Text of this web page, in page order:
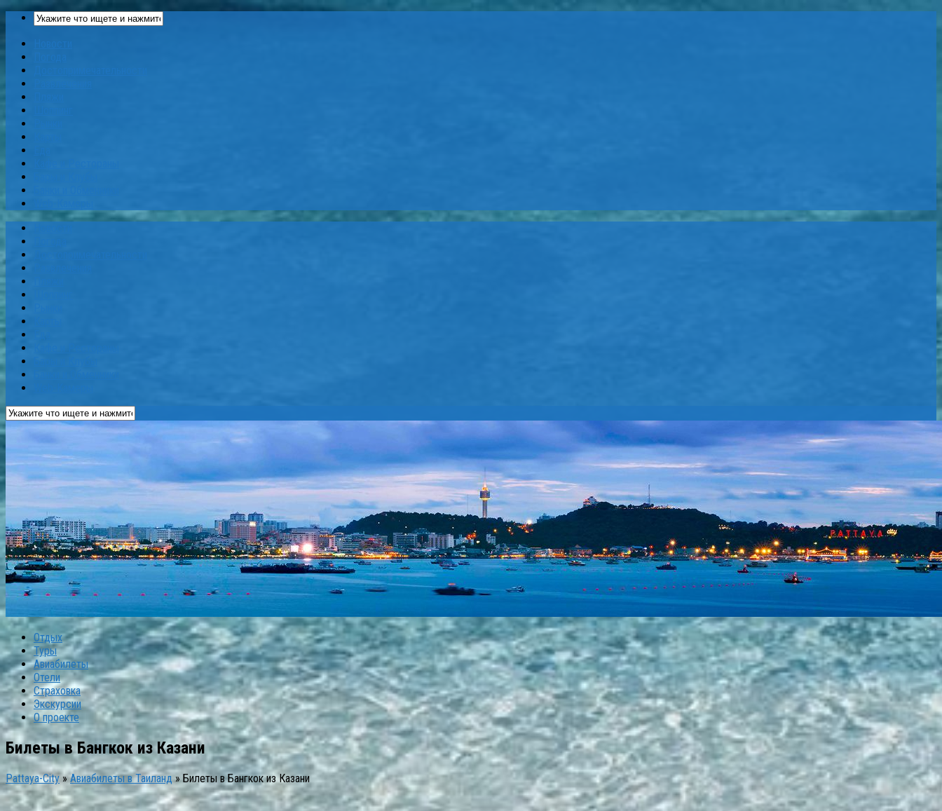
Отдых
Туры
Авиабилеты
Отели
Страховка
Экскурсии
О проекте
Билеты в Бангкок из Казани
Pattaya-City »Авиабилеты в Таиланд» Билеты в Бангкок из Казани